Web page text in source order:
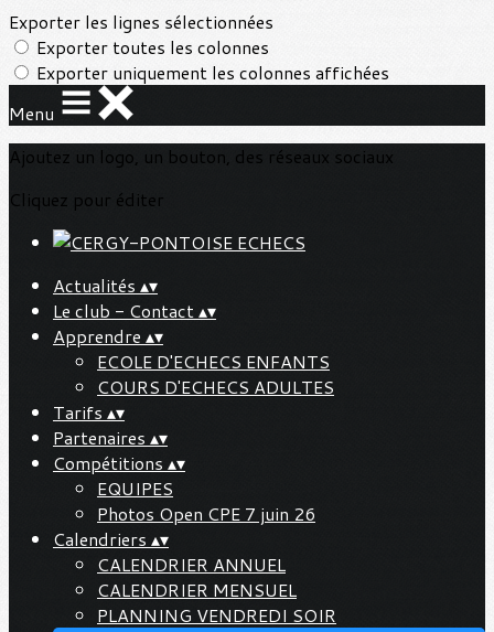
Exporter les lignes sélectionnées
Exporter toutes les colonnes
Exporter uniquement les colonnes affichées
Menu
Ajoutez un logo, un bouton, des réseaux sociaux
Cliquez pour éditer
Actualités ▴▾
Le club - Contact▴▾
Apprendre ▴▾
ECOLE D'ECHECS ENFANTS
COURS D'ECHECS ADULTES
Tarifs ▴▾
Partenaires ▴▾
Compétitions ▴▾
EQUIPES
Photos Open CPE 7 juin 26
Calendriers ▴▾
CALENDRIER ANNUEL
CALENDRIER MENSUEL
PLANNING VENDREDI SOIR